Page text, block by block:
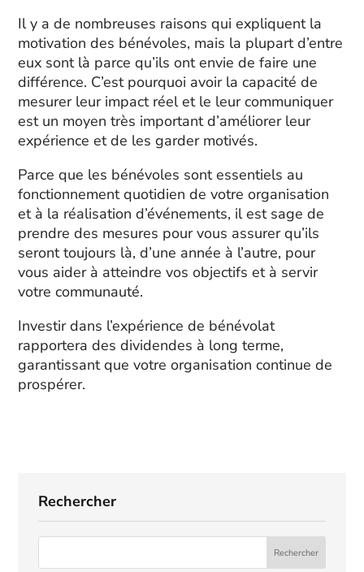
Il y a de nombreuses raisons qui expliquent la
motivation des bénévoles, mais la plupart d’entre
eux sont là parce qu’ils ont envie de faire une
différence. C’est pourquoi avoir la capacité de
mesurer leur impact réel et le leur communiquer
est un moyen très important d’améliorer leur
expérience et de les garder motivés.
Parce que les bénévoles sont essentiels au
fonctionnement quotidien de votre organisation
et à la réalisation d’événements, il est sage de
prendre des mesures pour vous assurer qu’ils
seront toujours là, d’une année à l’autre, pour
vous aider à atteindre vos objectifs et à servir
votre communauté.
Investir dans l’expérience de bénévolat
rapportera des dividendes à long terme,
garantissant que votre organisation continue de
prospérer.
Rechercher